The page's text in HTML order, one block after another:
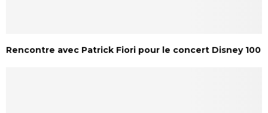
Rencontre avec Patrick Fiori pour le concert Disney 100